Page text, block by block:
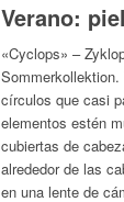
Verano:
«Cyclops» –
círculos que casi
elementos estén
cubiertas de
alrededor de las
en una lente de